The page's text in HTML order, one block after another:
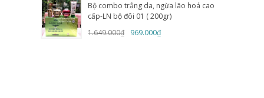
Bộ combo trắng da, ngừa lão hoá cao
cấp-LN bộ đôi 01 ( 200gr)
1.649.000₫
969.000₫